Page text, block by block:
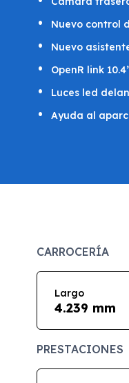
Nuevo control
Nuevo
OpenR link
Luces led
Ayuda al
CARROCERÍA
Largo
4.239 mm
PRESTACIONES